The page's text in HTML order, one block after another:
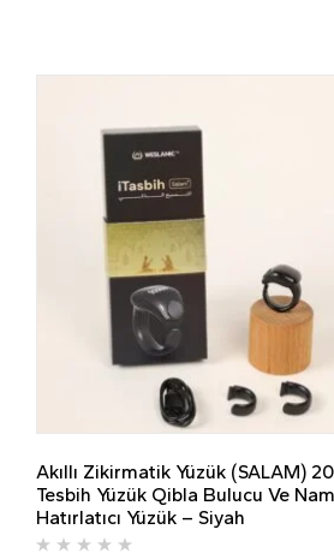
Akıllı Zikirmatik Yüzük (SALAM)
Tesbih Yüzük Qibla Bulucu Ve
Hatırlatıcı Yüzük – Siyah